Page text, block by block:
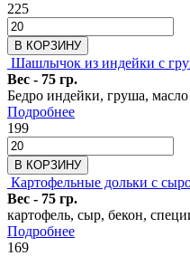
225
В КОРЗИНУ
Шашлычок из индейки с
Вес - 75 гр.
Бедро индейки, груша, масло
Подробнее
199
В КОРЗИНУ
Картофельные дольки с
Вес - 75 гр.
картофель, сыр, бекон,
Подробнее
169